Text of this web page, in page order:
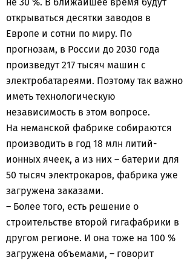
открываться десятки заводов в
Европе и сотни по миру. По
прогнозам, в России до 2030 года
произведут 217 тысяч машин с
электробатареями. Поэтому так важно
иметь технологическую
независимость в этом вопросе.
На неманской фабрике собираются
производить в год 18 млн литий-
ионных ячеек, а из них – батерии для
50 тысяч электрокаров, фабрика уже
загружена заказами.
– Более того, есть решение о
строительстве второй гигафабрики в
другом регионе. И она тоже на 100 %
загружена объемами, – говорит